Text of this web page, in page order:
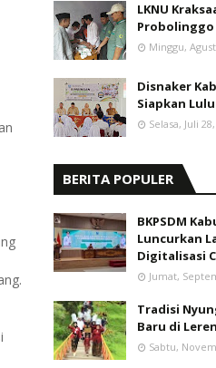
LKNU
Probolinggo
Minggu,
Disnaker
Siapkan
Selasa, Juli
BERITA POPULER
BKPSDM
Luncurkan
Digitalisasi
Jumat,
Tradisi
Baru di
Sabtu,